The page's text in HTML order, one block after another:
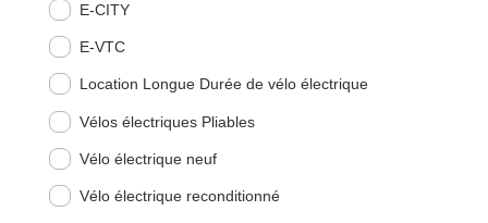
E-CITY
E-VTC
Location Longue Durée de vélo électrique
Vélos électriques Pliables
Vélo électrique neuf
Vélo électrique reconditionné